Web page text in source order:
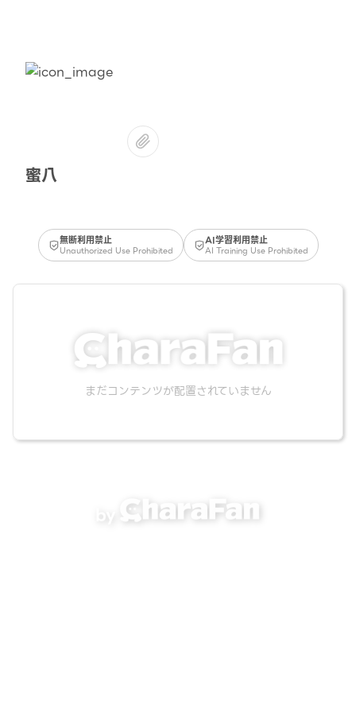
蜜八
無断利用禁止
Unauthorized Use Prohibited
AI学習利用禁止
AI Training Use Prohibited
まだコンテンツが配置されていません